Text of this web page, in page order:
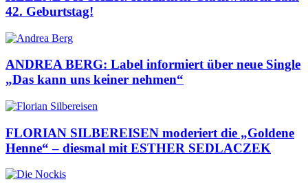
42. Geburtstag!
ANDREA BERG: Label informiert über neue Single
„Das kann uns keiner nehmen“
FLORIAN SILBEREISEN moderiert die „Goldene
Henne“ – diesmal mit ESTHER SEDLACZEK